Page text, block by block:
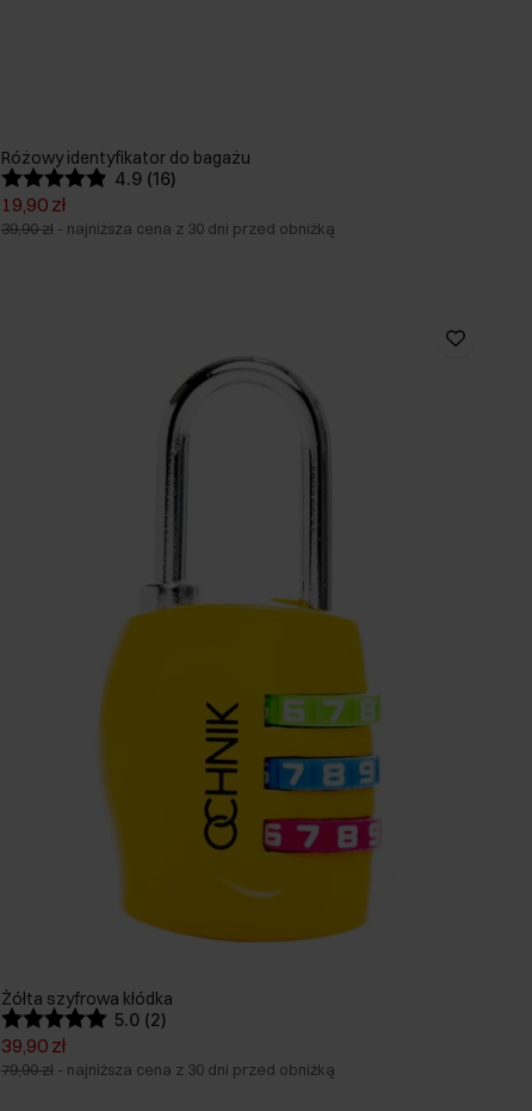
Różowy identyfikator do bagażu
4.9 (16)
19,90 zł
39,90 zł - najniższa cena z 30 dni przed obniżką
Żółta szyfrowa kłódka
5.0 (2)
39,90 zł
79,90 zł - najniższa cena z 30 dni przed obniżką